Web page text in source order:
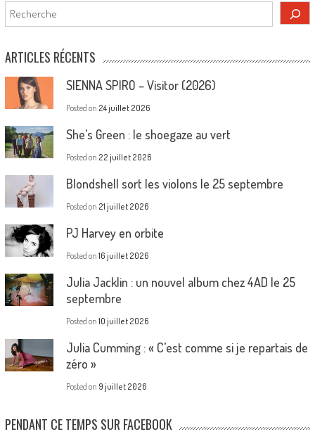
Rechercher
ARTICLES RÉCENTS
SIENNA SPIRO – Visitor (2026)
Posted on 24 juillet 2026
She’s Green : le shoegaze au vert
Posted on 22 juillet 2026
Blondshell sort les violons le 25 septembre
Posted on 21 juillet 2026
PJ Harvey en orbite
Posted on 16 juillet 2026
Julia Jacklin : un nouvel album chez 4AD le 25
septembre
Posted on 10 juillet 2026
Julia Cumming : « C’est comme si je repartais de
zéro »
Posted on 9 juillet 2026
PENDANT CE TEMPS SUR FACEBOOK